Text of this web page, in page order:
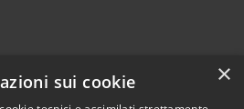
×
sui cookie